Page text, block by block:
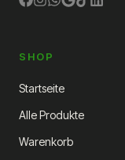
SHOP
Startseite
Alle Produkte
Warenkorb